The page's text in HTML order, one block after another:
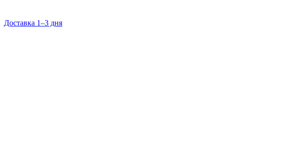
Доставка 1–3 дня